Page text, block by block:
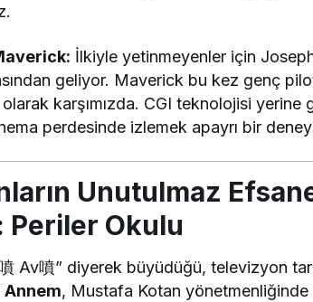
İlkiyle yetinmeyenler için
geliyor. Maverick bu kez genç
karşımızda. CGI teknolojisi
perdesinde izlemek apayrı bir
Unutulmaz
Periler Okulu
Av噴” diyerek büyüdüğü, televizyon
, Mustafa Kotan yönetmenliğinde